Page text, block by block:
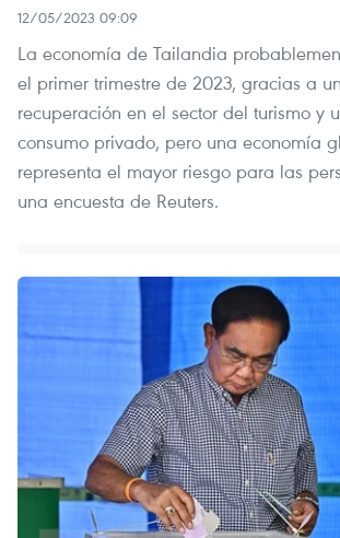
12/05/2023 09:09
La economía de Tailandia
el primer trimestre de 2023, gracias a
recuperación en el sector del turismo y
consumo privado, pero una economía
representa el mayor riesgo para las
una encuesta de Reuters.